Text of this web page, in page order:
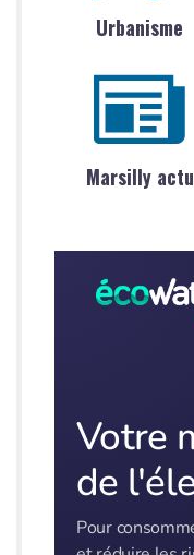
Urbanisme
Marsilly actu